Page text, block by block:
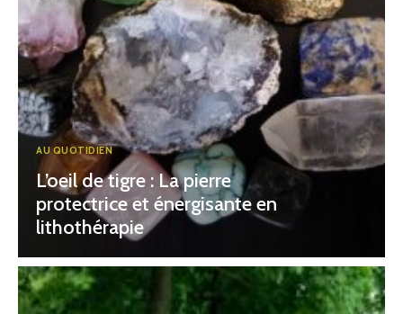
AU QUOTIDIEN
L’oeil de tigre : La pierre
protectrice et énergisante en
lithothérapie